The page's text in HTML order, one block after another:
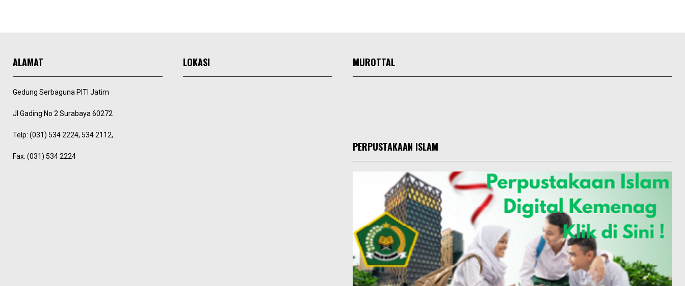
ALAMAT
Gedung Serbaguna PITI Jatim
Jl Gading No 2 Surabaya 60272
Telp: (031) 534 2224, 534 2112,
Fax: (031) 534 2224
LOKASI MUROTTAL
PERPUSTAKAAN ISLAM